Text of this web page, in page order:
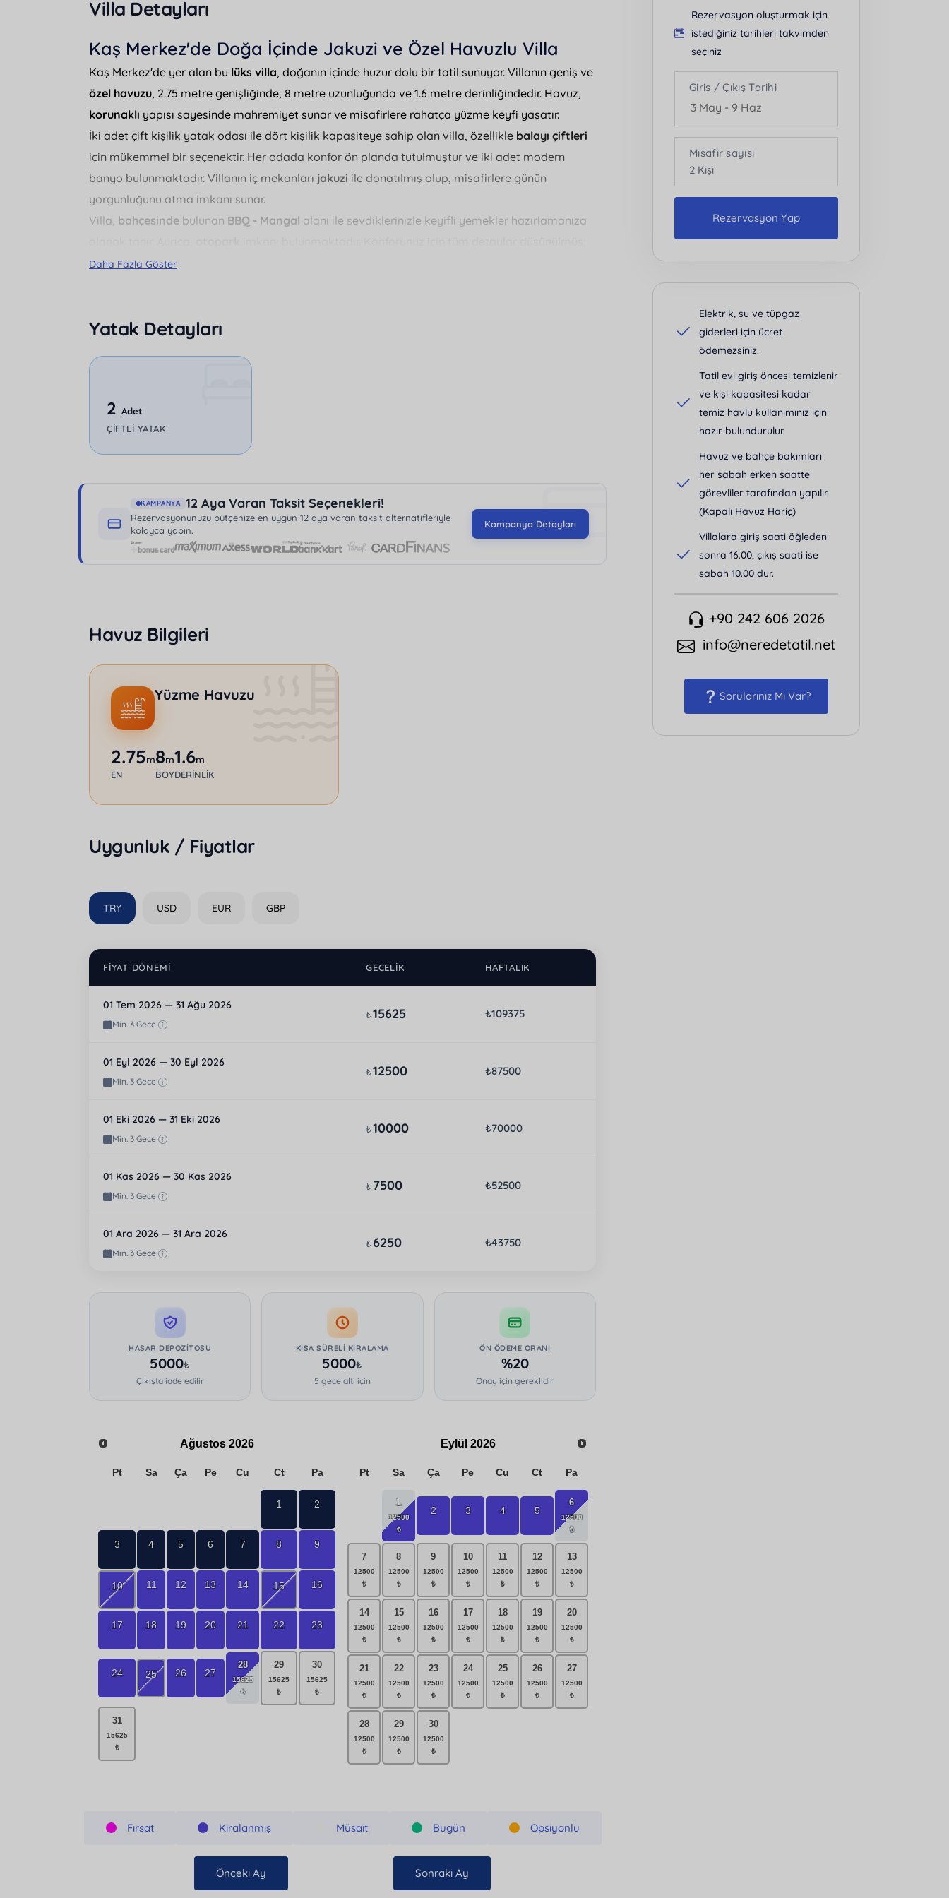
Villa Detayları
Kaş Merkez'de Doğa İçinde Jakuzi ve Özel Havuzlu Villa
Kaş Merkez'de yer alan bu lüks villa, doğanın içinde huzur dolu bir tatil sunuyor. Villanın geniş ve
özel havuzu, 2.75 metre genişliğinde, 8 metre uzunluğunda ve 1.6 metre derinliğindedir. Havuz,
korunaklı yapısı sayesinde mahremiyet sunar ve misafirlere rahatça yüzme keyfi yaşatır.
İki adet çift kişilik yatak odası ile dört kişilik kapasiteye sahip olan villa, özellikle balayı çiftleri
için mükemmel bir seçenektir. Her odada konfor ön planda tutulmuştur ve iki adet modern
banyo bulunmaktadır. Villanın iç mekanları jakuzi ile donatılmış olup, misafirlere günün
yorgunluğunu atma imkanı sunar.
Villa, bahçesinde bulunan BBQ - Mangal alanı ile sevdiklerinizle keyifli yemekler hazırlamanıza
saç kurutma makinesi
tercih edilen bu mekan, aynı zamanda
Daha Fazla Göster
Yatak Detayları
2 Adet
ÇIFTLI YATAK
KAMPANYA 12 Aya Varan Taksit Seçenekleri!
Rezervasyonunuzu bütçenize en uygun 12 aya varan taksit alternatifleriyle
kolayca yapın.
Kampanya Detayları
Havuz Bilgileri
Yüzme Havuzu
2.75m
EN
8m
BOY
1.6m
DERINLIK
Uygunluk / Fiyatlar
TRY USD EUR GBP
FIYAT DÖNEMI GECELIK HAFTALIK
01 Tem 2026 — 31 Ağu 2026
Min. 3 Gece
₺15625 ₺109375
01 Eyl 2026 — 30 Eyl 2026
Min. 3 Gece
₺12500 ₺87500
01 Eki 2026 — 31 Eki 2026
Min. 3 Gece
₺10000 ₺70000
01 Kas 2026 — 30 Kas 2026
Min. 3 Gece
₺ 7500 ₺52500
01 Ara 2026 — 31 Ara 2026
Min. 3 Gece
₺ 6250 ₺43750
HASAR DEPOZITOSU
5000₺
Çıkışta iade edilir
KISA SÜRELI KIRALAMA
5000₺
5 gece altı için
ÖN ÖDEME ORANI
%20
Onay için gereklidir
Ağustos 2026
Pt Sa Ça Pe Cu Ct Pa
1 2
3 4 5 6 7 8 9
10 11 12 13 14 15 16
17 18 19 20 21 22 23
24 25 26 27
28 29 30
31
Eylül 2026
Pt Sa Ça Pe Cu Ct Pa
1
2 3 4 5
6
7 8 9 10 11 12 13
14 15 16 17 18 19 20
21 22 23 24 25 26 27
28 29 30
Fırsat Kiralanmış Müsait Bugün Opsiyonlu
Önceki Ay Sonraki Ay
Rezervasyon oluşturmak için
istediğiniz tarihleri takvimden
seçiniz
Giriş / Çıkış Tarihi
Misafir sayısı
2 Kişi
Kişi Sayısı
Rezervasyon Yap
Elektrik, su ve tüpgaz
giderleri için ücret
ödemezsiniz.
Tatil evi giriş öncesi temizlenir
ve kişi kapasitesi kadar
temiz havlu kullanımınız için
hazır bulundurulur.
Havuz ve bahçe bakımları
her sabah erken saatte
görevliler tarafından yapılır.
(Kapalı Havuz Hariç)
Villalara giriş saati öğleden
sonra 16.00, çıkış saati ise
sabah 10.00 dur.
+90 242 606 2026
info@neredetatil.net
Sorularınız Mı Var?